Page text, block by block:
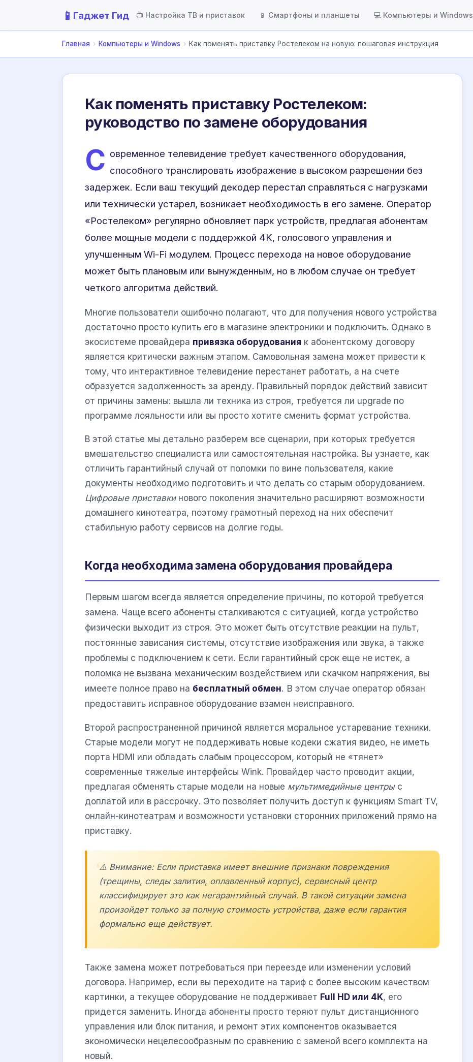
📱 Гаджет Гид 📺 Настройка ТВ и приставок 📱 Смартфоны и планшеты 💻 Компьютеры и Windows
Главная › Компьютеры и Windows › Как поменять приставку Ростелеком на новую: пошаговая инструкция
Как поменять приставку Ростелеком:
руководство по замене оборудования
С овременное телевидение требует качественного оборудования,
способного транслировать изображение в высоком разрешении без
задержек. Если ваш текущий декодер перестал справляться с нагрузками
или технически устарел, возникает необходимость в его замене. Оператор
«Ростелеком» регулярно обновляет парк устройств, предлагая абонентам
более мощные модели с поддержкой 4K, голосового управления и
улучшенным Wi-Fi модулем. Процесс перехода на новое оборудование
может быть плановым или вынужденным, но в любом случае он требует
четкого алгоритма действий.
Многие пользователи ошибочно полагают, что для получения нового устройства
достаточно просто купить его в магазине электроники и подключить. Однако в
экосистеме провайдера привязка оборудования к абонентскому договору
является критически важным этапом. Самовольная замена может привести к
тому, что интерактивное телевидение перестанет работать, а на счете
образуется задолженность за аренду. Правильный порядок действий зависит
от причины замены: вышла ли техника из строя, требуется ли upgrade по
программе лояльности или вы просто хотите сменить формат устройства.
В этой статье мы детально разберем все сценарии, при которых требуется
вмешательство специалиста или самостоятельная настройка. Вы узнаете, как
отличить гарантийный случай от поломки по вине пользователя, какие
документы необходимо подготовить и что делать со старым оборудованием.
Цифровые приставкинового поколения значительно расширяют возможности
домашнего кинотеатра, поэтому грамотный переход на них обеспечит
стабильную работу сервисов на долгие годы.
Когда необходима замена оборудования провайдера
Первым шагом всегда является определение причины, по которой требуется
замена. Чаще всего абоненты сталкиваются с ситуацией, когда устройство
физически выходит из строя. Это может быть отсутствие реакции на пульт,
постоянные зависания системы, отсутствие изображения или звука, а также
проблемы с подключением к сети. Если гарантийный срок еще не истек, а
поломка не вызвана механическим воздействием или скачком напряжения, вы
имеете полное право на бесплатный обмен. В этом случае оператор обязан
предоставить исправное оборудование взамен неисправного.
Второй распространенной причиной является моральное устаревание техники.
Старые модели могут не поддерживать новые кодеки сжатия видео, не иметь
порта HDMI или обладать слабым процессором, который не «тянет»
современные тяжелые интерфейсы Wink. Провайдер часто проводит акции,
предлагая обменять старые модели на новые мультимедийные центрыс
доплатой или в рассрочку. Это позволяет получить доступ к функциям Smart TV,
онлайн-кинотеатрам и возможности установки сторонних приложений прямо на
приставку.
⚠️ Внимание: Если приставка имеет внешние признаки повреждения
(трещины, следы залития, оплавленный корпус), сервисный центр
классифицирует это как негарантийный случай. В такой ситуации замена
произойдет только за полную стоимость устройства, даже если гарантия
формально еще действует.
Также замена может потребоваться при переезде или изменении условий
договора. Например, если вы переходите на тариф с более высоким качеством
картинки, а текущее оборудование не поддерживает Full HD или 4K, его
придется заменить. Иногда абоненты просто теряют пульт дистанционного
управления или блок питания, и ремонт этих компонентов оказывается
экономически нецелесообразным по сравнению с заменой всего комплекта на
новый.